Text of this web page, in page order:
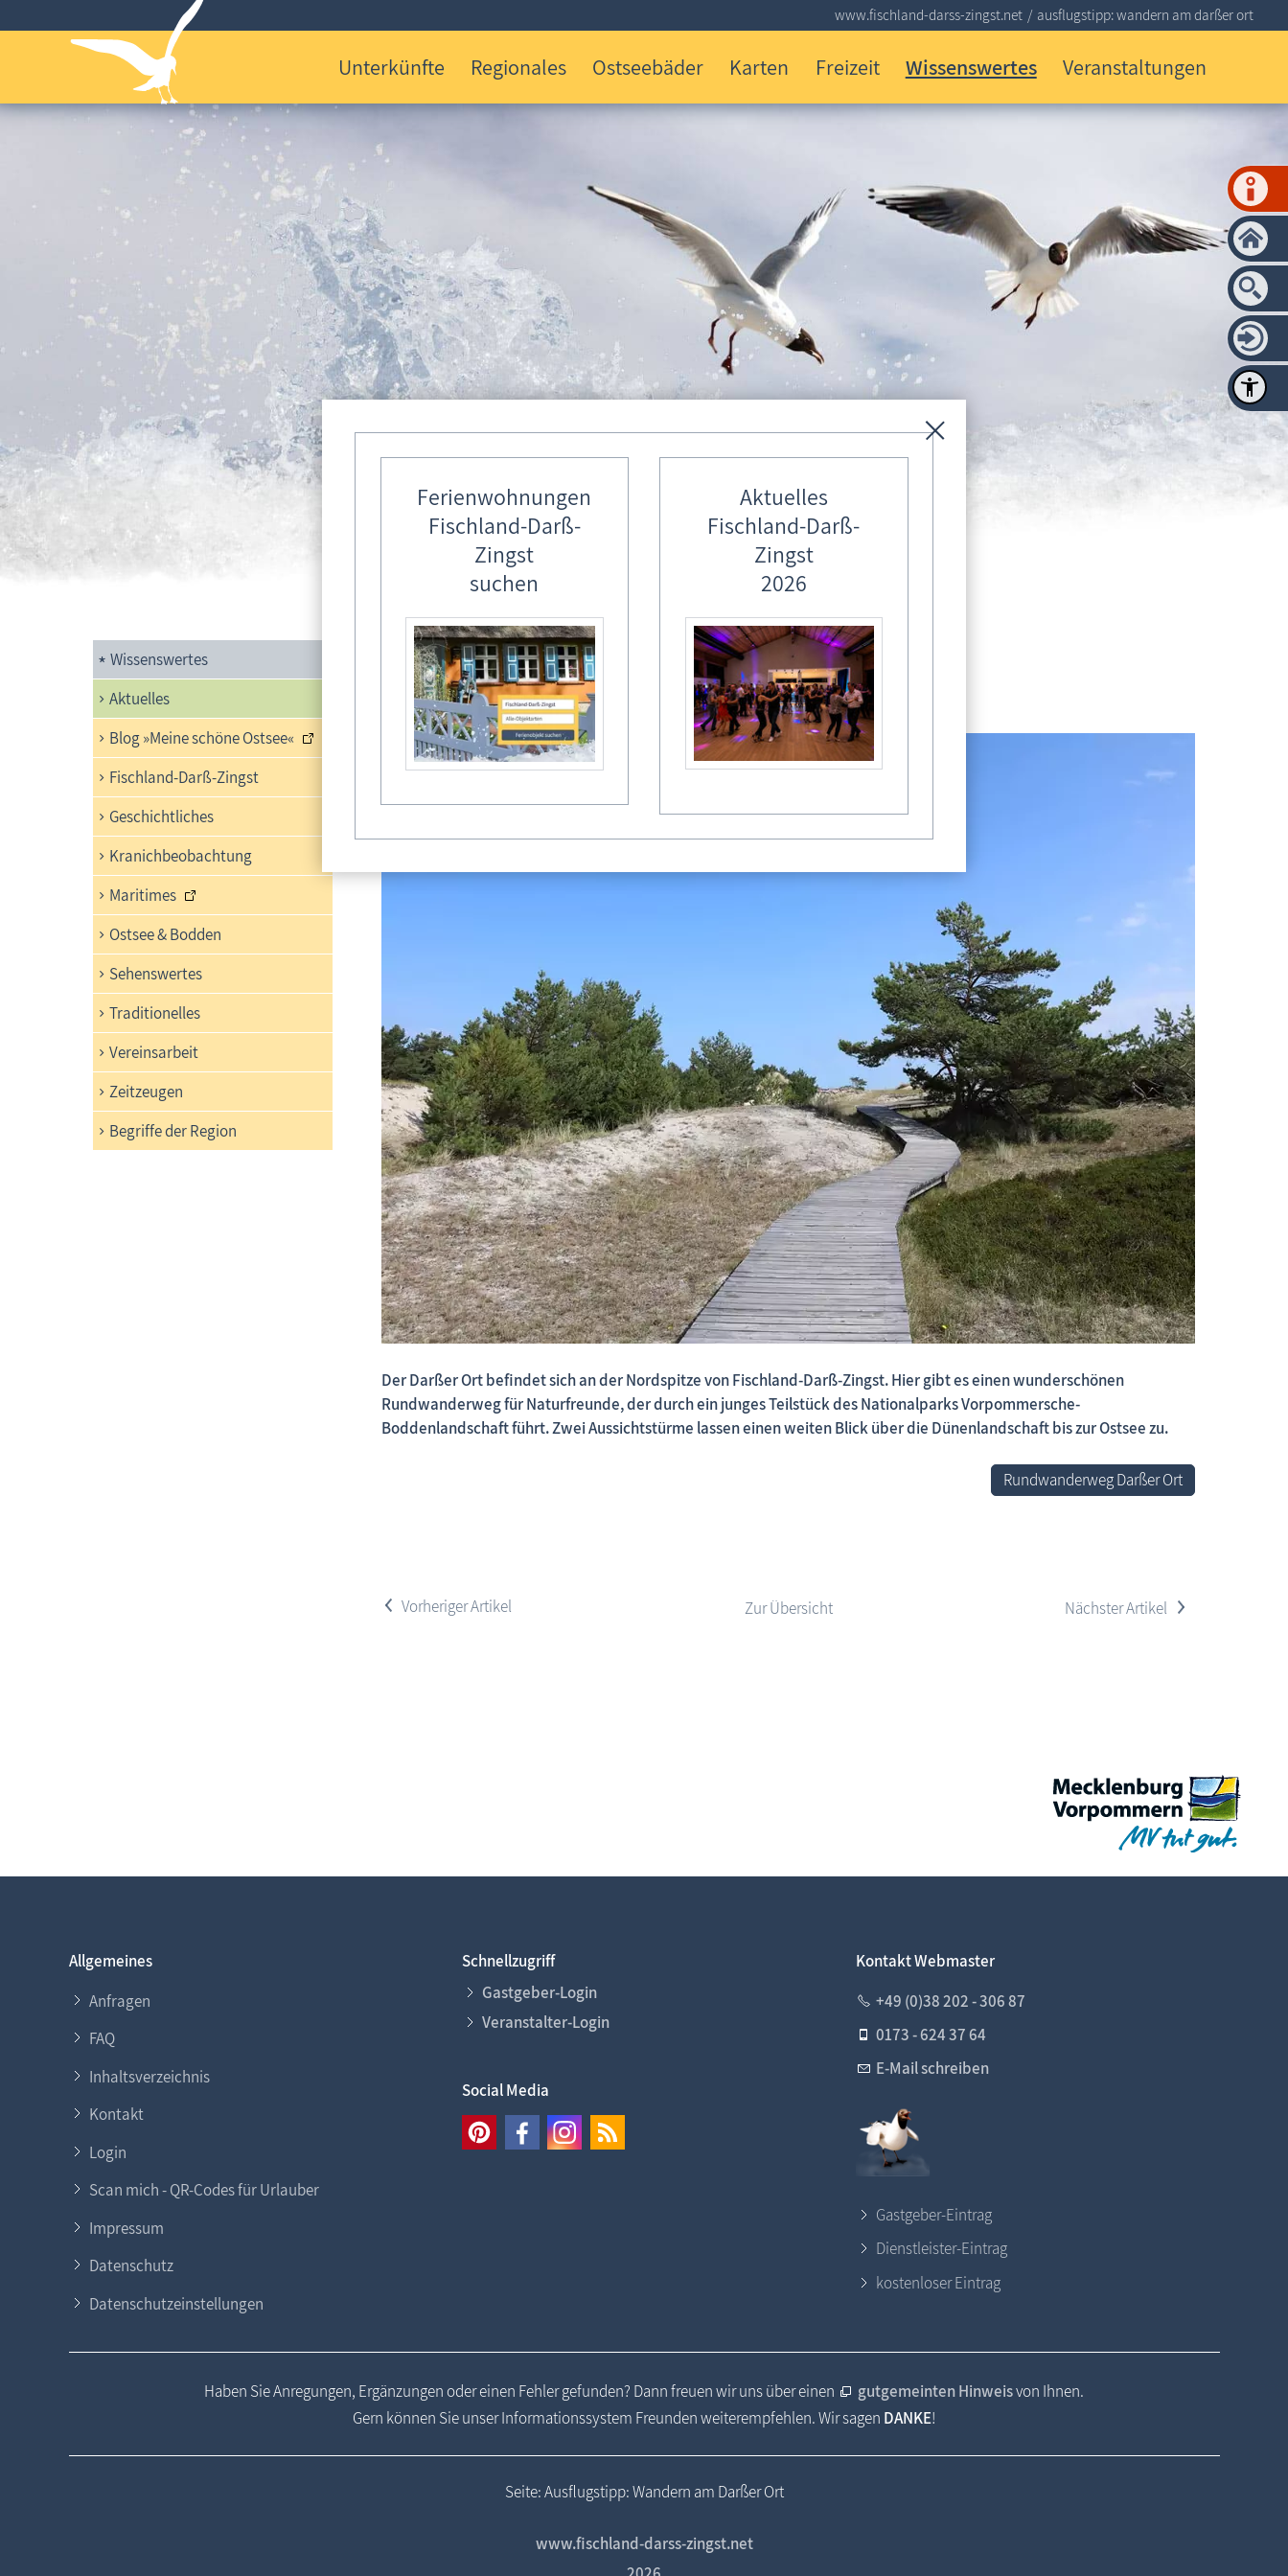
Unterkünfte Regionales Ostseebäder Karten Freizeit Wissenswertes Veranstaltungen
Fischland-Darß-Zingst.net: neu eingestellte Unterkünfte, neue Beiträge, neue Bilderserien von traditionellen Festen
www.fischland-darss-zingst.net ausflugstipp: wandern am darßer ort
Wissenswertes
Aktuelles
Blog »Meine schöne Ostsee«
Fischland-Darß-Zingst
Geschichtliches
Kranichbeobachtung
Maritimes
Ostsee & Bodden
Sehenswertes
Traditionelles
Vereinsarbeit
Zeitzeugen
Begriffe der Region
Ausflugstipp: Wandern am Darßer Ort
08. Sep 2023
Der Darßer Ort befindet sich an der Nordspitze von Fischland-Darß-Zingst. Hier gibt es einen wunderschönen
Rundwanderweg für Naturfreunde, der durch ein junges Teilstück des Nationalparks Vorpommersche-
Boddenlandschaft führt. Zwei Aussichtstürme lassen einen weiten Blick über die Dünenlandschaft bis zur Ostsee zu.
Rundwanderweg Darßer Ort
< Zur Übersicht >
Ferienwohnungen
Fischland-Darß-
Zingst
suchen
Aktuelles
Fischland-Darß-
Zingst
2026
Allgemeines
Anfragen
FAQ
Inhaltsverzeichnis
Kontakt
Login
Scan mich - QR-Codes für Urlauber
Impressum
Datenschutz
Datenschutzeinstellungen
Schnellzugriff
Gastgeber-Login
Veranstalter-Login
Social Media
Kontakt Webmaster
+49 (0)38 202 - 306 87
0173 - 624 37 64
E-Mail schreiben
Gastgeber-Eintrag
Dienstleister-Eintrag
kostenloser Eintrag
Haben Sie Anregungen, Ergänzungen oder einen Fehler gefunden? Dann freuen wir uns über einen gutgemeinten Hinweisvon Ihnen.
Gern können Sie unser Informationssystem Freunden weiterempfehlen. Wir sagen DANKE!
Seite: Ausflugstipp: Wandern am Darßer Ort
www.fischland-darss-zingst.net